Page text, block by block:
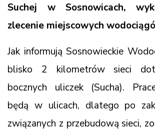
Suchej w Sosnowicach,
zlecenie miejscowych
Jak informują Sosnowieckie
blisko 2 kilometrów sieci
bocznych uliczek (Sucha).
będą w ulicach, dlatego po
związanych z przebudową sieci,